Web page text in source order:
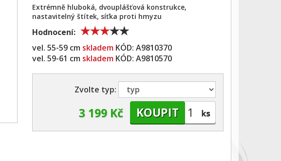
Extrémně hluboká, dvouplášťová konstrukce,
nastavitelný štítek, síťka proti hmyzu
Hodnocení:
vel. 55-59 cm skladem KÓD: A9810370
vel. 59-61 cm skladem KÓD: A9810570
Zvolte typ:
3 199 Kč